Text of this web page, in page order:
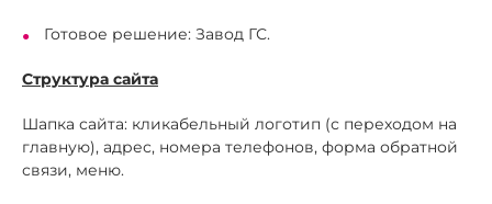
Готовое решение: Завод ГС.
Структура сайта
Шапка сайта: кликабельный логотип (с переходом на
главную), адрес, номера телефонов, форма обратной
связи, меню.